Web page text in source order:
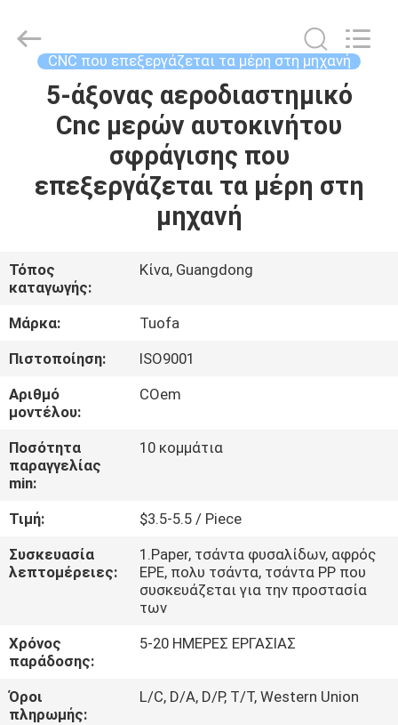
ΣΠΊΤΙ
ΠΡΟΪΌΝΤΑ
ΣΧΕΤΙΚΆ
ΕΜΆΣ
ΕΠΙΣΚΈΨΕΙΣ
ΣΤΟ
ΕΡΓΟΣΤΆΣΙΟ
ΈΛΕΓΧΟΣ
ΠΟΙΌΤΗΤΑΣ
ΕΠΙΚΟΙΝΩΝΉΣΤΕ
ΜΑΖΊ
ΕΙΔΉΣΕΙΣ
ΖΗΤΉΣΤΕ
Tuofa
Technology
CNC που επεξεργάζεται τα μέρη στη μηχανή
5-άξονας αεροδιαστημικό
Cnc μερών αυτοκινήτου
σφράγισης που
επεξεργάζεται τα μέρη στη
μηχανή
Τόπος
καταγωγής:
Κίνα, Guangdong
Μάρκα:
Tuofa
Πιστοποίηση:
ISO9001
Αριθμό
μοντέλου:
COem
Ποσότητα
παραγγελίας
min:
10 κομμάτια
Τιμή:
$3.5-5.5 / Piece
Συσκευασία
λεπτομέρειες:
1.Paper, τσάντα φυσαλίδων, αφρός
EPE, πολυ τσάντα, τσάντα PP που
συσκευάζεται για την προστασία
των
Χρόνος
παράδοσης:
5-20 ΗΜΕΡΕΣ ΕΡΓΑΣΙΑΣ
Όροι
πληρωμής:
L/C, D/A, D/P, T/T, Western Union